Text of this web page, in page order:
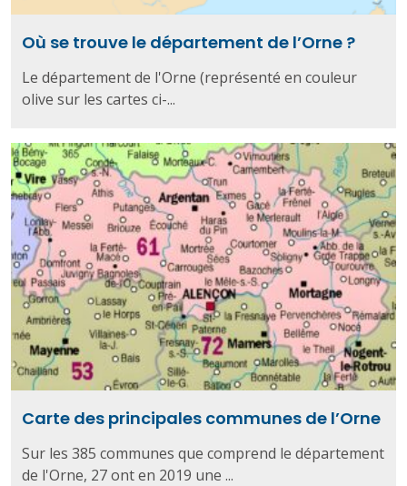
Où se trouve le département de l’Orne ?
Le département de l'Orne (représenté en couleur
olive sur les cartes ci-...
Carte des principales communes de l’Orne
Sur les 385 communes que comprend le département
de l'Orne, 27 ont en 2019 une ...